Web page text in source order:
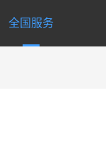
全国服务